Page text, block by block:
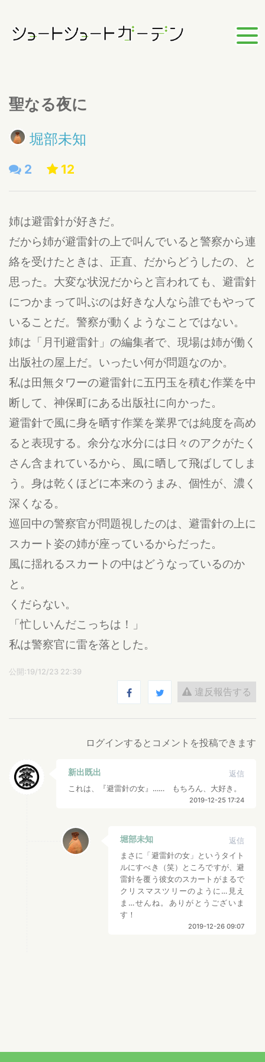
聖なる夜に
堀部未知
2 12
姉は避雷針が好きだ。
だから姉が避雷針の上で叫んでいると警察から連
絡を受けたときは、正直、だからどうしたの、と
思った。大変な状況だからと言われても、避雷針
につかまって叫ぶのは好きな人なら誰でもやって
いることだ。警察が動くようなことではない。
姉は「月刊避雷針」の編集者で、現場は姉が働く
出版社の屋上だ。いったい何が問題なのか。
私は田無タワーの避雷針に五円玉を積む作業を中
断して、神保町にある出版社に向かった。
避雷針で風に身を晒す作業を業界では純度を高め
ると表現する。余分な水分には日々のアクがたく
さん含まれているから、風に晒して飛ばしてしま
う。身は乾くほどに本来のうまみ、個性が、濃く
深くなる。
巡回中の警察官が問題視したのは、避雷針の上に
スカート姿の姉が座っているからだった。
風に揺れるスカートの中はどうなっているのか
と。
くだらない。
「忙しいんだこっちは！」
私は警察官に雷を落とした。
公開:19/12/23 22:39
違反報告する
ログインするとコメントを投稿できます
新出既出
返信
これは、『避雷針の女』…… もちろん、大好き。
2019-12-25 17:24
堀部未知
返信
まさに「避雷針の女」というタイト
ルにすべき（笑）ところですが、避
雷針を覆う彼女のスカートがまるで
クリスマスツリーのように…見え
ま…せんね。ありがとうございま
す！
2019-12-26 09:07